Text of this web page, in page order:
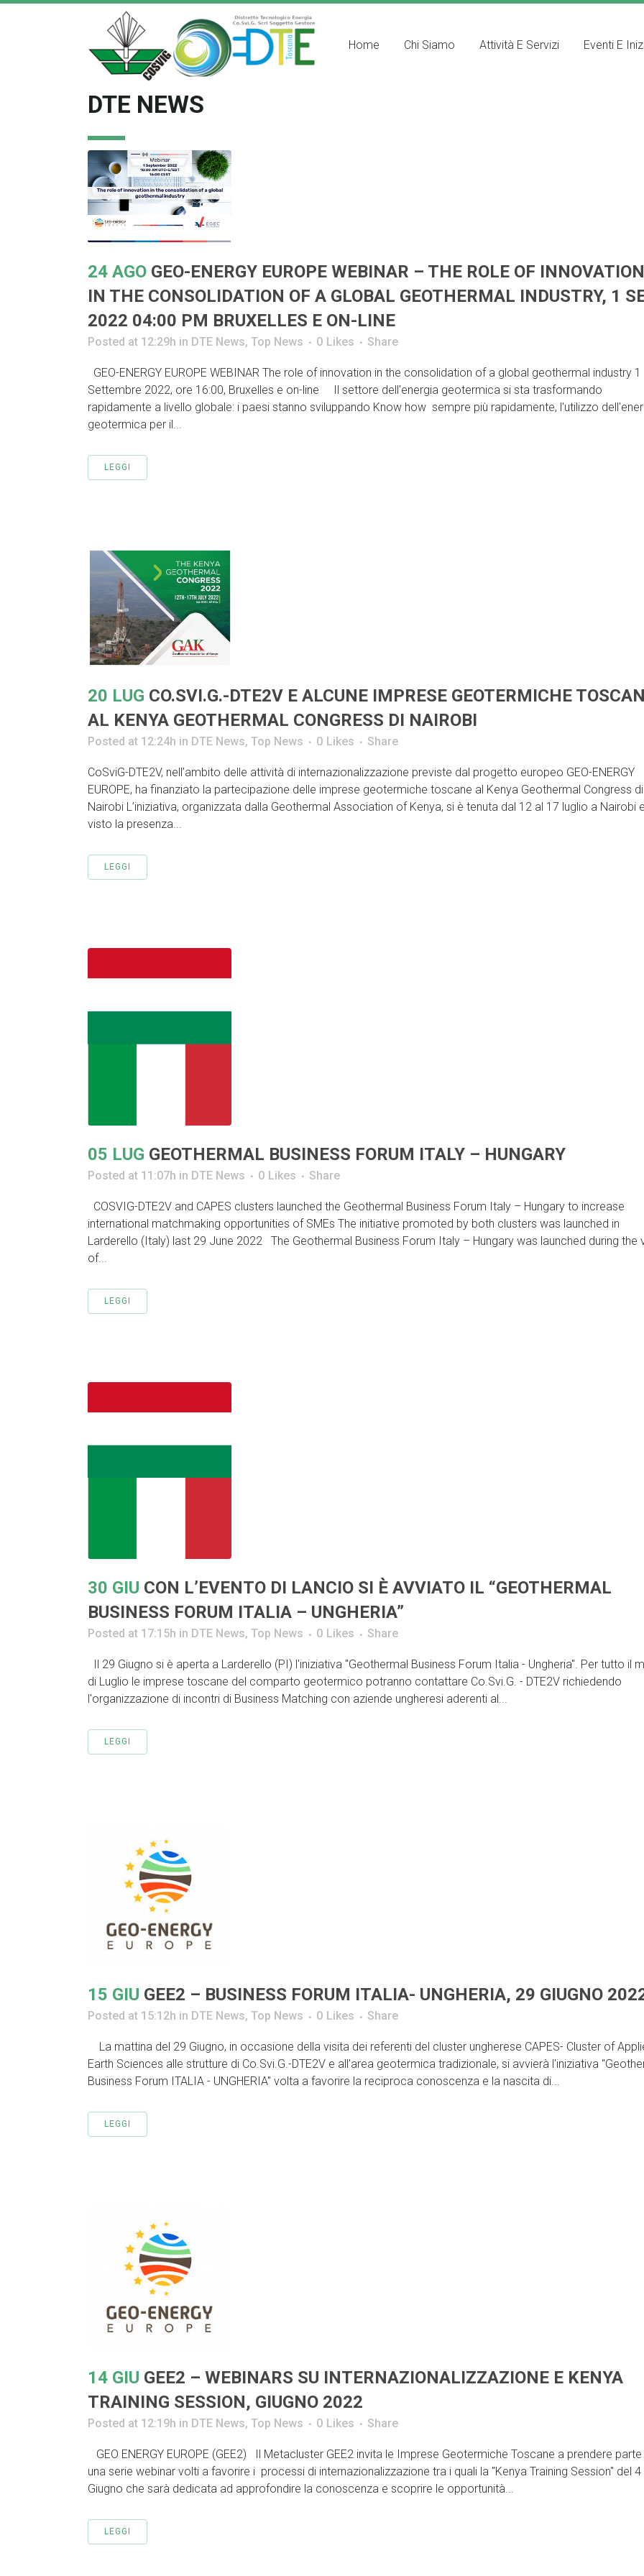
Home Chi Siamo Attività E Servizi Eventi E
DTE NEWS
24 AGO GEO-ENERGY EUROPE WEBINAR – THE ROLE OF INNOVATION
IN THE CONSOLIDATION OF A GLOBAL GEOTHERMAL INDUSTRY, 1
2022 04:00 PM BRUXELLES E ON-LINE
Posted at 12:29h in DTE News, Top News 0 Likes Share
GEO-ENERGY EUROPE WEBINAR The role of innovation in the consolidation of a global geothermal industry 1
Settembre 2022, ore 16:00, Bruxelles e on-line Il settore dell'energia geotermica si sta trasformando
rapidamente a livello globale: i paesi stanno sviluppando Know how sempre più rapidamente, l'utilizzo
geotermica per il...
LEGGI
20 LUG CO.SVI.G.-DTE2V E ALCUNE IMPRESE GEOTERMICHE
AL KENYA GEOTHERMAL CONGRESS DI NAIROBI
Posted at 12:24h in DTE News, Top News 0 Likes Share
CoSviG-DTE2V, nell’ambito delle attività di internazionalizzazione previste dal progetto europeo GEO-ENERGY
EUROPE, ha finanziato la partecipazione delle imprese geotermiche toscane al Kenya Geothermal Congress di
Nairobi L’iniziativa, organizzata dalla Geothermal Association of Kenya, si è tenuta dal 12 al 17 luglio a Nairobi
visto la presenza...
LEGGI
05 LUG GEOTHERMAL BUSINESS FORUM ITALY – HUNGARY
Posted at 11:07h in DTE News 0 Likes Share
COSVIG-DTE2V and CAPES clusters launched the Geothermal Business Forum Italy – Hungary to increase
international matchmaking opportunities of SMEs The initiative promoted by both clusters was launched in
Larderello (Italy) last 29 June 2022 The Geothermal Business Forum Italy – Hungary was launched during the
of...
LEGGI
30 GIU CON L’EVENTO DI LANCIO SI È AVVIATO IL “GEOTHERMAL
BUSINESS FORUM ITALIA – UNGHERIA”
Posted at 17:15h in DTE News, Top News 0 Likes Share
Il 29 Giugno si è aperta a Larderello (PI) l'iniziativa "Geothermal Business Forum Italia - Ungheria". Per tutto il
di Luglio le imprese toscane del comparto geotermico potranno contattare Co.Svi.G. - DTE2V richiedendo
l'organizzazione di incontri di Business Matching con aziende ungheresi aderenti al...
LEGGI
15 GIU GEE2 – BUSINESS FORUM ITALIA- UNGHERIA, 29 GIUGNO
Posted at 15:12h in DTE News, Top News 0 Likes Share
La mattina del 29 Giugno, in occasione della visita dei referenti del cluster ungherese CAPES- Cluster of
Earth Sciences alle strutture di Co.Svi.G.-DTE2V e all'area geotermica tradizionale, si avvierà l'iniziativa
Business Forum ITALIA - UNGHERIA" volta a favorire la reciproca conoscenza e la nascita di...
LEGGI
14 GIU GEE2 – WEBINARS SU INTERNAZIONALIZZAZIONE E KENYA
TRAINING SESSION, GIUGNO 2022
Posted at 12:19h in DTE News, Top News 0 Likes Share
GEO ENERGY EUROPE (GEE2) Il Metacluster GEE2 invita le Imprese Geotermiche Toscane a prendere
una serie webinar volti a favorire i processi di internazionalizzazione tra i quali la "Kenya Training Session" del 4
Giugno che sarà dedicata ad approfondire la conoscenza e scoprire le opportunità...
LEGGI